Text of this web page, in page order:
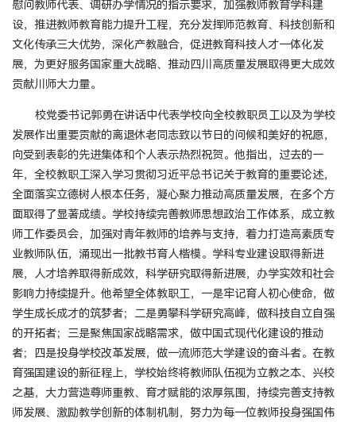
慰问教师代表、调研办学情况的指示要求，加强教师教育学科建
设，推进教师教育能力提升工程，充分发挥师范教育、科技创新和
文化传承三大优势，深化产教融合，促进教育科技人才一体化发
展，为更好服务国家重大战略、推动四川高质量发展取得更大成效
贡献川师大力量。
校党委书记郭勇在讲话中代表学校向全校教职员工以及为学校
发展作出重要贡献的离退休老同志致以节日的问候和美好的祝愿，
向受到表彰的先进集体和个人表示热烈祝贺。他指出，过去的一
年，全校教职工深入学习贯彻习近平总书记关于教育的重要论述，
全面落实立德树人根本任务，凝心聚力推动高质量发展，在多个方
面取得了显著成绩。学校持续完善教师思想政治工作体系，成立教
师工作委员会，加强对青年教师的培养与支持，着力打造高素质专
业教师队伍，涌现出一批教书育人楷模。学科专业建设取得新进
展，人才培养取得新成效，科学研究取得新进展，办学实效和社会
影响力持续提升。他希望全体教职工，一是牢记育人初心使命，做
学生成长成才的筑梦者；二是勇攀科学研究高峰，做科技自立自强
的开拓者；三是聚焦国家战略需求，做中国式现代化建设的推动
者；四是投身学校改革发展，做一流师范大学建设的奋斗者。在教
育强国建设的新征程上，学校始终将教师队伍视为立教之本、兴校
之基，大力营造尊师重教、育才赋能的浓厚氛围，持续完善支持教
师发展、激励教学创新的体制机制，努力为每一位教师投身强国伟